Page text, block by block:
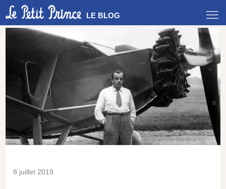
LE BLOG
8 juillet 2019